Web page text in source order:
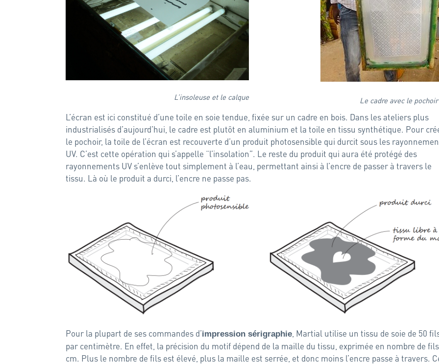
L’insoleuse et le calque Le cadre avec le
L’écran est ici constitué d’une toile en soie tendue, fixée sur un cadre en bois. Dans les ateliers plus
industrialisés d’aujourd’hui, le cadre est plutôt en aluminium et la toile en tissu synthétique. Pour
le pochoir, la toile de l’écran est recouverte d’un produit photosensible qui durcit sous les
UV. C’est cette opération qui s’appelle “l’insolation”. Le reste du produit qui aura été protégé des
rayonnements UV s’enlève tout simplement à l’eau, permettant ainsi à l’encre de passer à travers le
tissu. Là où le produit a durci, l’encre ne passe pas.
Pour la plupart de ses commandes d’impression sérigraphie , Martial utilise un tissu de soie de 50
par centimètre. En effet, la précision du motif dépend de la maille du tissu, exprimée en nombre de
cm. Plus le nombre de fils est élevé, plus la maille est serrée, et donc moins l’encre passe à travers.